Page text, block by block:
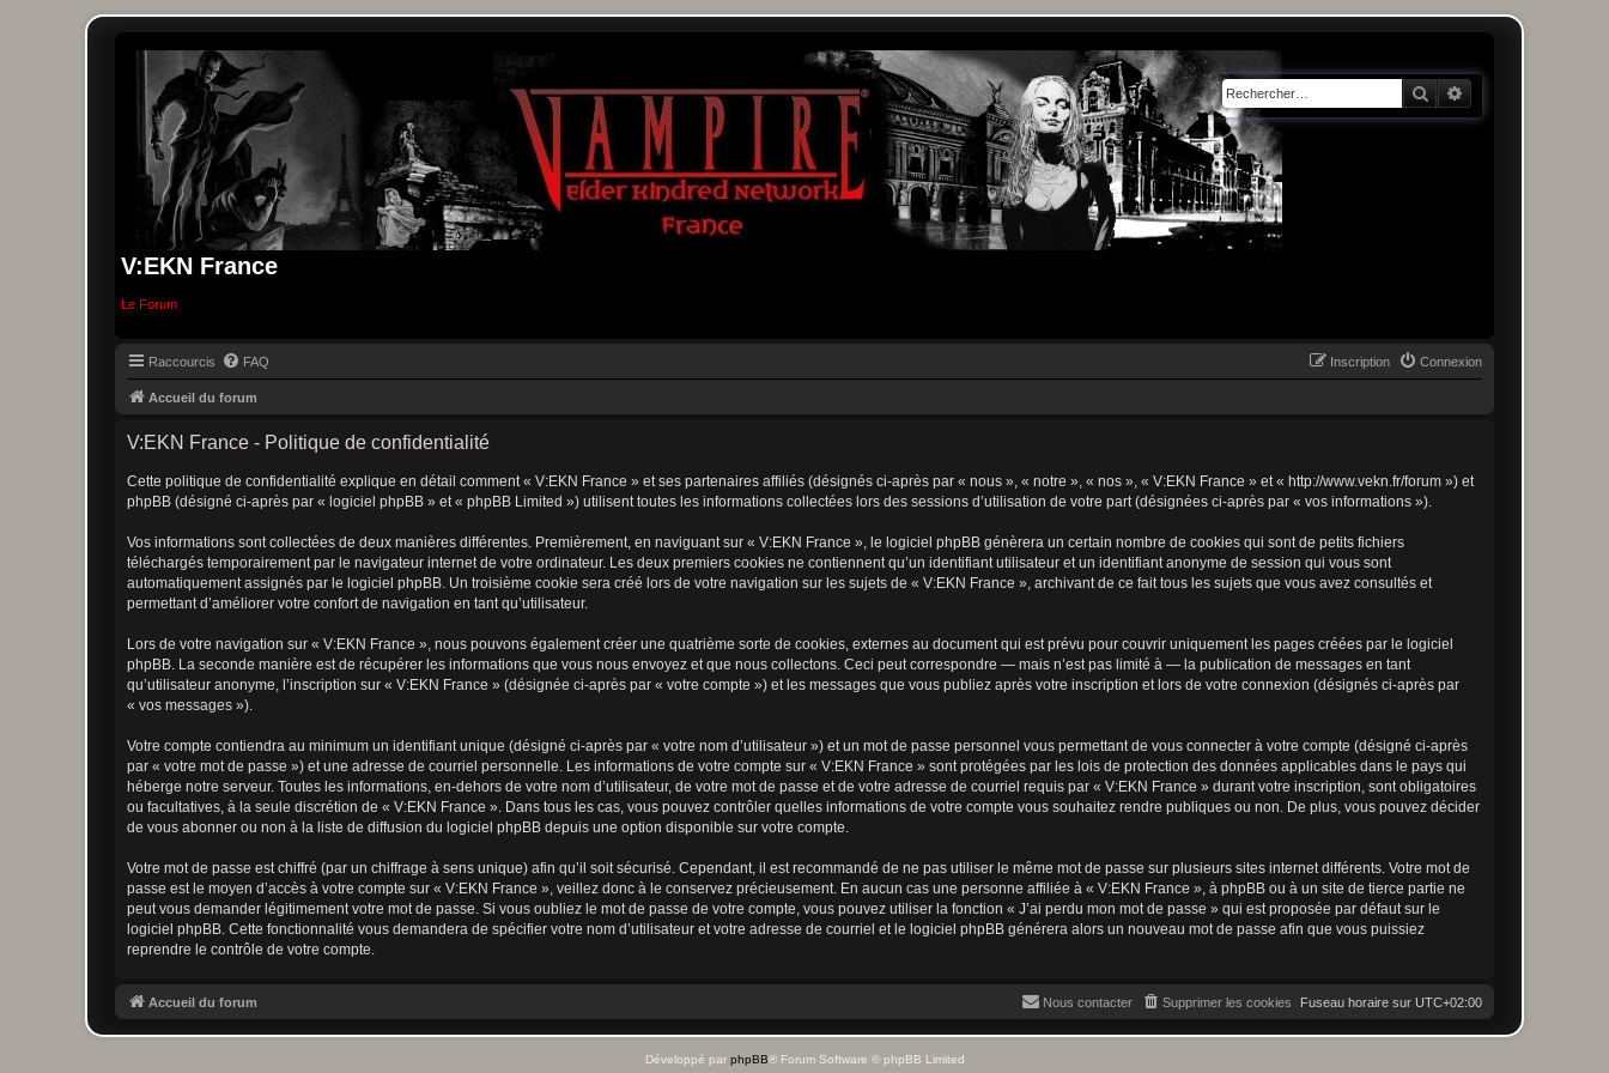
V:EKN France
Le Forum
Rechercher
Raccourcis FAQ Connexion
Inscription
Accueil du forum
V:EKN France - Politique de confidentialité
Cette politique de confidentialité explique en détail comment « V:EKN France » et ses partenaires affiliés (désignés ci-après par « nous », « notre », « nos », « V:EKN France » et « http://www.vekn.fr/forum ») et
phpBB (désigné ci-après par « logiciel phpBB » et « phpBB Limited ») utilisent toutes les informations collectées lors des sessions d’utilisation de votre part (désignées ci-après par « vos informations »).
Vos informations sont collectées de deux manières différentes. Premièrement, en naviguant sur « V:EKN France », le logiciel phpBB génèrera un certain nombre de cookies qui sont de petits fichiers
téléchargés temporairement par le navigateur internet de votre ordinateur. Les deux premiers cookies ne contiennent qu’un identifiant utilisateur et un identifiant anonyme de session qui vous sont
automatiquement assignés par le logiciel phpBB. Un troisième cookie sera créé lors de votre navigation sur les sujets de « V:EKN France », archivant de ce fait tous les sujets que vous avez consultés et
permettant d’améliorer votre confort de navigation en tant qu’utilisateur.
Lors de votre navigation sur « V:EKN France », nous pouvons également créer une quatrième sorte de cookies, externes au document qui est prévu pour couvrir uniquement les pages créées par le logiciel
phpBB. La seconde manière est de récupérer les informations que vous nous envoyez et que nous collectons. Ceci peut correspondre — mais n’est pas limité à — la publication de messages en tant
qu’utilisateur anonyme, l’inscription sur « V:EKN France » (désignée ci-après par « votre compte ») et les messages que vous publiez après votre inscription et lors de votre connexion (désignés ci-après par
« vos messages »).
Votre compte contiendra au minimum un identifiant unique (désigné ci-après par « votre nom d’utilisateur ») et un mot de passe personnel vous permettant de vous connecter à votre compte (désigné ci-après
par « votre mot de passe ») et une adresse de courriel personnelle. Les informations de votre compte sur « V:EKN France » sont protégées par les lois de protection des données applicables dans le pays qui
héberge notre serveur. Toutes les informations, en-dehors de votre nom d’utilisateur, de votre mot de passe et de votre adresse de courriel requis par « V:EKN France » durant votre inscription, sont obligatoires
ou facultatives, à la seule discrétion de « V:EKN France ». Dans tous les cas, vous pouvez contrôler quelles informations de votre compte vous souhaitez rendre publiques ou non. De plus, vous pouvez décider
de vous abonner ou non à la liste de diffusion du logiciel phpBB depuis une option disponible sur votre compte.
Votre mot de passe est chiffré (par un chiffrage à sens unique) afin qu’il soit sécurisé. Cependant, il est recommandé de ne pas utiliser le même mot de passe sur plusieurs sites internet différents. Votre mot de
passe est le moyen d’accès à votre compte sur « V:EKN France », veillez donc à le conservez précieusement. En aucun cas une personne affiliée à « V:EKN France », à phpBB ou à un site de tierce partie ne
peut vous demander légitimement votre mot de passe. Si vous oubliez le mot de passe de votre compte, vous pouvez utiliser la fonction « J’ai perdu mon mot de passe » qui est proposée par défaut sur le
logiciel phpBB. Cette fonctionnalité vous demandera de spécifier votre nom d’utilisateur et votre adresse de courriel et le logiciel phpBB générera alors un nouveau mot de passe afin que vous puissiez
reprendre le contrôle de votre compte.
Accueil du forum Fuseau horaire sur UTC+02:00
Supprimer les cookies
Nous contacter
Développé par phpBB® Forum Software © phpBB Limited